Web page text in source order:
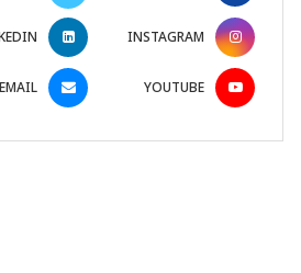
INSTAGRAM
YOUTUBE
EMAIL